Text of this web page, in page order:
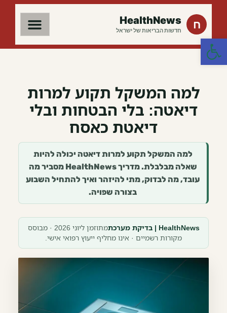
פתח סרגל נגישות
ח HealthNews
חדשות הבריאות של ישראל
למה המשקל תקוע למרות דיאטה יכולה להיות
שאלה מבלבלת. מדריך HealthNews מסביר מה
עובד, מה לבדוק, מתי להיזהר ואיך להתחיל השבוע
בצורה שפויה.
למה המשקל תקוע למרות
דיאטה: בלי הבטחות ובלי
דיאטת כאסח
HealthNews | בדיקת מערכת
מתוזמן ליוני 2026 · מבוסס
מקורות רשמיים · אינו מחליף ייעוץ רפואי אישי.